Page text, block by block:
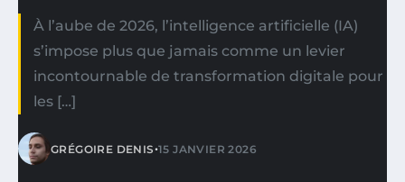
À l’aube de 2026, l’intelligence artificielle (IA)
s’impose plus que jamais comme un levier
incontournable de transformation digitale pour
les […]
GRÉGOIRE DENIS•15 JANVIER 2026